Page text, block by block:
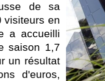
de sa
visiteurs en
a accueilli
saison 1,7
un résultat
d'euros,